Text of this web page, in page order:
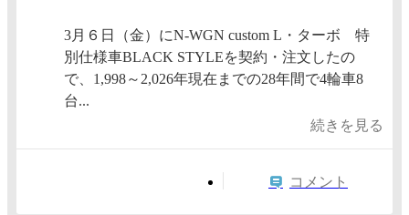
3月６日（金）にN-WGN custom L・ターボ 特
別仕様車BLACK STYLEを契約・注文したの
で、1,998～2,026年現在までの28年間で4輪車8
台...
続きを見る
コメント